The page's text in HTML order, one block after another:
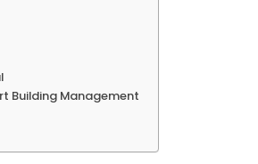
Building Management